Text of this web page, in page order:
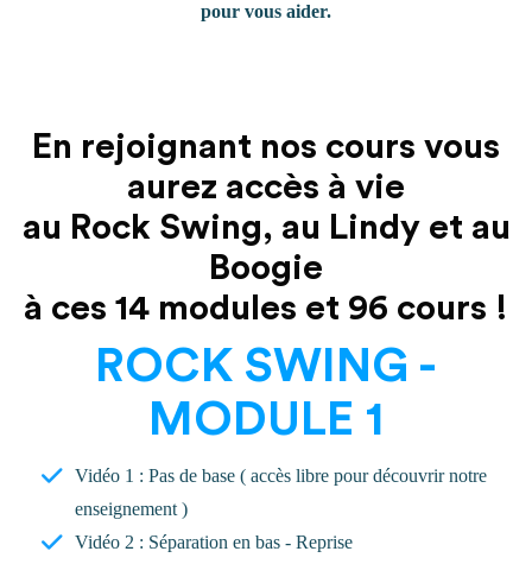
pour vous aider.
En rejoignant nos cours vous
aurez accès à vie
au Rock Swing, au Lindy et au
Boogie
à ces 14 modules et 96 cours !
ROCK SWING -
MODULE 1
Vidéo 1 : Pas de base ( accès libre pour découvrir notre
enseignement )
Vidéo 2 : Séparation en bas - Reprise